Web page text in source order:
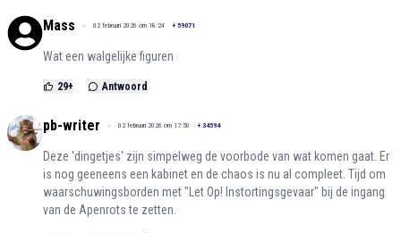
Mass 02 februari 2026 om 18:24 + 59071
Wat een walgelijke figuren
29+ Antwoord
pb-writer 02 februari 2026 om 17:50 + 34594
Deze 'dingetjes' zijn simpelweg de voorbode van wat komen gaat. Er
is nog geeneens een kabinet en de chaos is nu al compleet. Tijd om
waarschuwingsborden met "Let Op! Instortingsgevaar" bij de ingang
van de Apenrots te zetten.